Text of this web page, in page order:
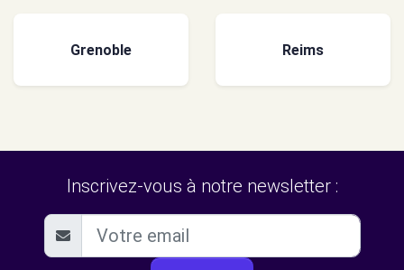
Grenoble Reims
Inscrivez-vous à notre newsletter :